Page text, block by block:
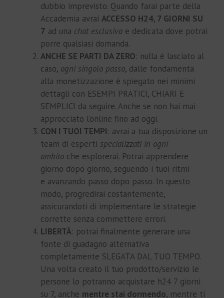
dubbio imprevisto. Quando farai parte della
Accademia avrai ACCESSO H24, 7 GIORNI SU
7 ad una chat esclusiva e dedicata dove potrai
porre qualsiasi domanda.
ANCHE SE PARTI DA ZERO: nulla è lasciato al
caso, ogni singolo passo, dalle fondamenta
alla monetizzazione è spiegato nei minimi
dettagli con ESEMPI PRATICI, CHIARI E
SEMPLICI da seguire. Anche se non hai mai
approcciato l’online fino ad oggi.
CON I TUOI TEMPI: avrai a tua disposizione un
team di esperti specializzati in ogni
ambito che esplorerai. Potrai apprendere
giorno dopo giorno, seguendo i tuoi ritmi
e avanzando passo dopo passo. In questo
modo, progredirai costantemente,
assicurandoti di implementare le strategie
corrette senza commettere errori.
LIBERTÀ: potrai finalmente generare una
fonte di guadagno alternativa
completamente SLEGATA DAL TUO TEMPO.
Una volta creato il tuo prodotto/servizio le
persone lo potranno acquistare h24 7 giorni
su 7, anche mentre stai dormendo, mentre ti